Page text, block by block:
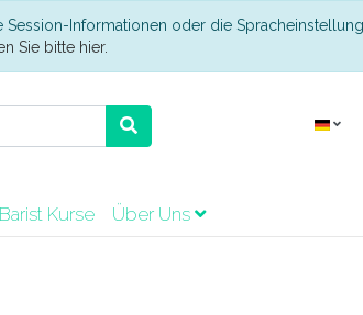
Informationen oder die
Sie bitte hier.
Barist Kurse Über Uns